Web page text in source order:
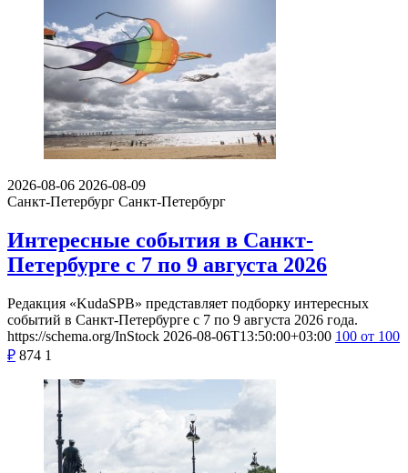
2026-08-06 2026-08-09
Санкт-Петербург Санкт-Петербург
Интересные события в Санкт-
Петербурге с 7 по 9 августа 2026
Редакция «KudaSPB» представляет подборку интересных
событий в Санкт-Петербурге с 7 по 9 августа 2026 года.
https://schema.org/InStock 2026-08-06T13:50:00+03:00 100 от 100
₽ 874 1